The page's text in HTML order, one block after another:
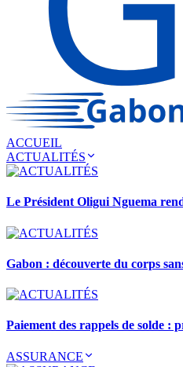
ACCUEIL
ACTUALITÉS
Le Président Oligui Nguema
Gabon : découverte du corps
Paiement des rappels de solde :
ASSURANCE